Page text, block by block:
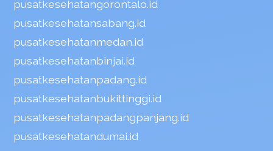
pusatkesehatangorontalo.id
pusatkesehatansabang.id
pusatkesehatanmedan.id
pusatkesehatanbinjai.id
pusatkesehatanpadang.id
pusatkesehatanbukittinggi.id
pusatkesehatanpadangpanjang.id
pusatkesehatandumai.id